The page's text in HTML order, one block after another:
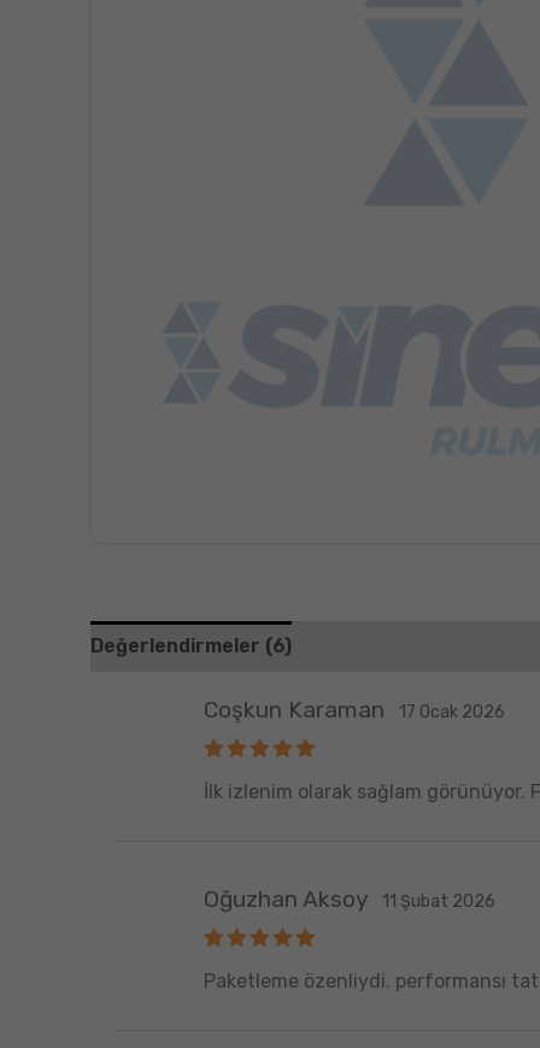
Değerlendirmeler (6)
5oy aldı
Coşkun Karaman 17 Ocak 2026
İlk izlenim olarak sağlam görünüyor.
5oy aldı
Oğuzhan Aksoy 11 Şubat 2026
Paketleme özenliydi. performansı